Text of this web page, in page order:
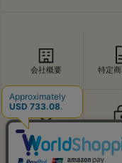
会社概要 特定商
セキュリティ